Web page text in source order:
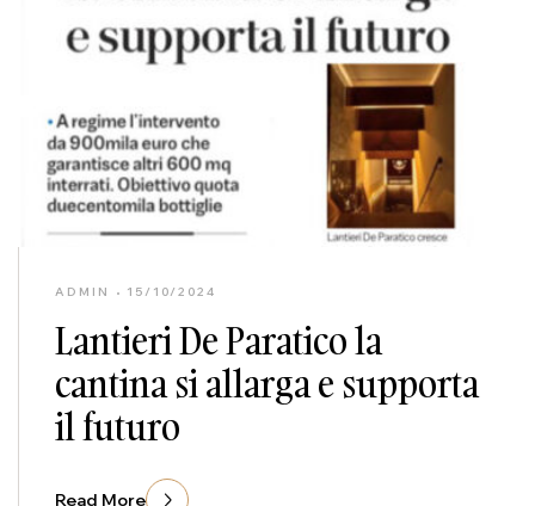
ADMIN 15/10/2024
Lantieri De Paratico la
cantina si allarga e supporta
il futuro
Read More